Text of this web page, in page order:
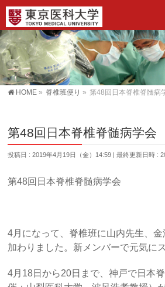
HOME » 脊椎班便り » 第48回日本脊椎脊髄病
第48回日本脊椎脊髄病学会
投稿日 : 2019年4月19日（金）14:59 最終更新日時 :
第48回日本脊椎脊髄病学会
4月になって、脊椎班に山内先生、
加わりました。新メンバーで元気に
4月18日から20日まで、神戸で日本